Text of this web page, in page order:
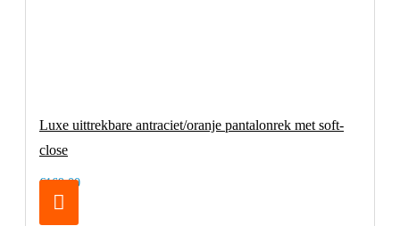
Luxe uittrekbare antraciet/oranje pantalonrek met soft-
close
€169,00